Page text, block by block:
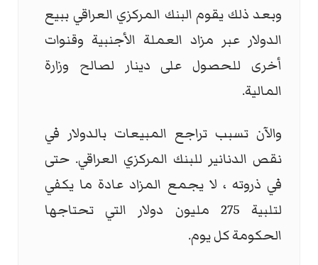
وبعد ذلك يقوم البنك المركزي العراقي ببيع
الدولار عبر مزاد العملة الأجنبية وقنوات
أخرى للحصول على دينار لصالح وزارة
المالية.
والآن تسبب تراجع المبيعات بالدولار في
نقص الدنانير للبنك المركزي العراقي. حتى
في ذروته ، لا يجمع المزاد عادة ما يكفي
لتلبية 275 مليون دولار التي تحتاجها
الحكومة كل يوم.